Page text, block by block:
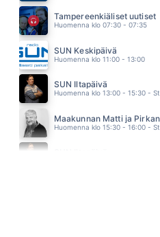
ANNE MATTILA
13.48
MARISKA
13.40
ED SHEERAN
13.36
LAURI TÄHKÄ
13.27
Tampereenkiäliset uutiset
Huomenna klo 07:30 - 07:35
SUN Keskipäivä
Huomenna klo 11:00 - 13:00
SUN Iltapäivä
Huomenna klo 13:00 - 15:30 -
Maakunnan Matti ja
Huomenna klo 15:30 - 16:00 -